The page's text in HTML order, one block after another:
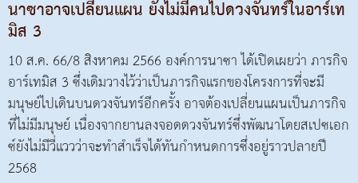
นาซาอาจเปลี่ยนแผน ยังไม่มีคนไปดวงจันทร์ในอาร์เท
มิส 3
10 ส.ค. 66/8 สิงหาคม 2566 องค์การนาซา ได้เปิดเผยว่า ภารกิจ
อาร์เทมิส 3 ซึ่งเดิมวางไว้ว่าเป็นภารกิจแรกของโครงการที่จะมี
มนุษย์ไปเดินบนดวงจันทร์อีกครั้ง อาจต้องเปลี่ยนแผนเป็นภารกิจ
ที่ไม่มีมนุษย์ เนื่องจากยานลงจอดดวงจันทร์ซึ่งพัฒนาโดยสเปซเอก
ซ์ยังไม่มีวี่แววว่าจะทำสำเร็จได้ทันกำหนดการซึ่งอยู่ราวปลายปี
2568